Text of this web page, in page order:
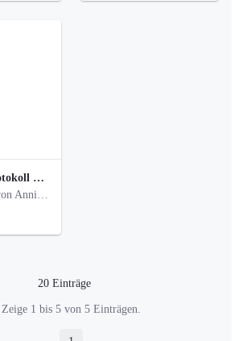
20140614 Protokoll Park Am Gesundheitsamt 00.pdf
vor 5 Jahren von Anni Schlumberger
20 Einträge
Pro Seite
Zeige 1 bis 5 von 5 Einträgen.